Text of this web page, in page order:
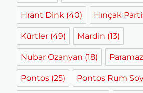
Hrant Dink (40) Hınçak
Kürtler (49) Mardin (13)
Nubar Ozanyan (18) Paramaz
Pontos (25) Pontos Rum